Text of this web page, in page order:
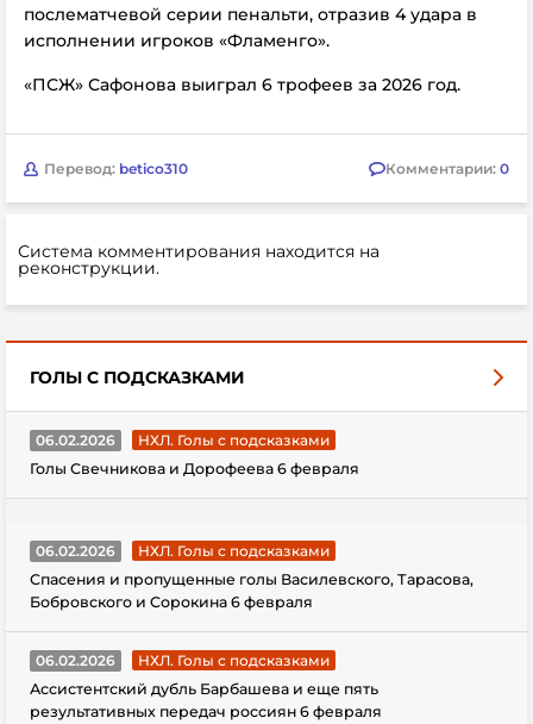
послематчевой серии пенальти, отразив 4 удара в
исполнении игроков «Фламенго».
«ПСЖ» Сафонова выиграл 6 трофеев за 2026 год.
Перевод: betico310 Комментарии: 0
Система комментирования находится на
реконструкции.
ГОЛЫ С ПОДСКАЗКАМИ
06.02.2026
НХЛ. Голы с подсказками
Голы Свечникова и Дорофеева 6 февраля
06.02.2026
НХЛ. Голы с подсказками
Спасения и пропущенные голы Василевского, Тарасова,
Бобровского и Сорокина 6 февраля
06.02.2026
НХЛ. Голы с подсказками
Ассистентский дубль Барбашева и еще пять
результативных передач россиян 6 февраля